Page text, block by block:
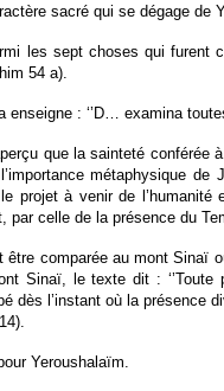
sacré qui se dégage
les sept choses qui
54 a).
enseigne : ‘’D… examina
que la sainteté
métaphysique
le projet à venir de
par celle de la présence du
comparée au mont Sinaï
Sinaï, le texte dit :
dès l’instant où la présence
Yeroushalaïm.